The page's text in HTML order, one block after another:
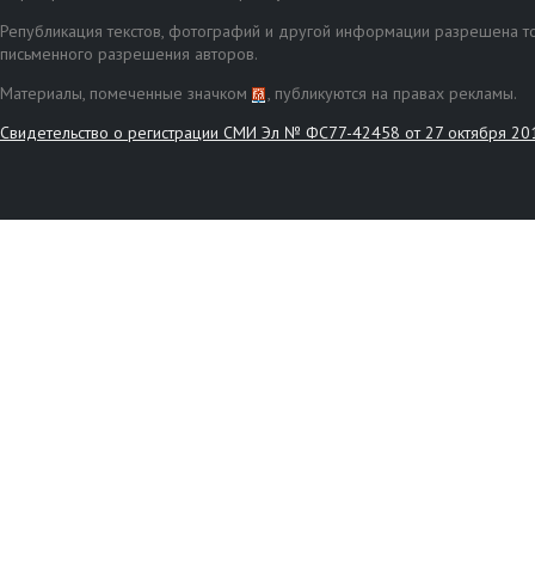
Републикация текстов, фотографий и другой информации разрешена
письменного разрешения авторов.
Материалы, помеченные значком
, публикуются на правах рекламы.
Свидетельство о регистрации СМИ Эл № ФС77-42458 от 27 октября